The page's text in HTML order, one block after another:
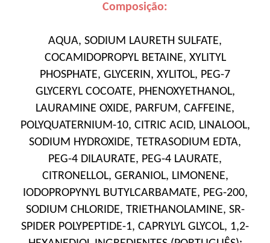
Composição:
AQUA, SODIUM LAURETH SULFATE,
COCAMIDOPROPYL BETAINE, XYLITYL
PHOSPHATE, GLYCERIN, XYLITOL, PEG-7
GLYCERYL COCOATE, PHENOXYETHANOL,
LAURAMINE OXIDE, PARFUM, CAFFEINE,
POLYQUATERNIUM-10, CITRIC ACID, LINALOOL,
SODIUM HYDROXIDE, TETRASODIUM EDTA,
PEG-4 DILAURATE, PEG-4 LAURATE,
CITRONELLOL, GERANIOL, LIMONENE,
IODOPROPYNYL BUTYLCARBAMATE, PEG-200,
SODIUM CHLORIDE, TRIETHANOLAMINE, SR-
SPIDER POLYPEPTIDE-1, CAPRYLYL GLYCOL, 1,2-